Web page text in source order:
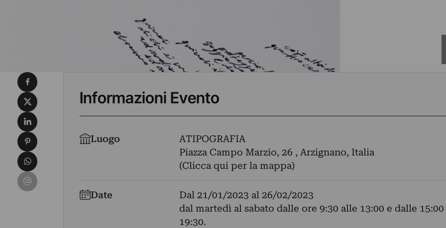
Informazioni Evento
Luogo
ATIPOGRAFIA
Piazza Campo Marzio, 26 , Arzignano, Italia
(Clicca qui per la mappa)
Date Dal 21/01/2023 al 26/02/2023
dal martedì al sabato dalle ore 9:30 alle 13:00 e dalle
19:30.
Condividi su Facebook
Condividi su X
Condividi su LinkedIn
Condividi su Pinterest
Condividi su WhatsApp
Condividi su Email